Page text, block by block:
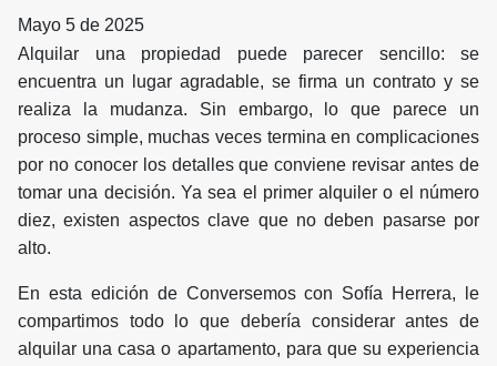
Mayo 5 de 2025
Alquilar una propiedad puede parecer sencillo: se
encuentra un lugar agradable, se firma un contrato y se
realiza la mudanza. Sin embargo, lo que parece un
proceso simple, muchas veces termina en complicaciones
por no conocer los detalles que conviene revisar antes de
tomar una decisión. Ya sea el primer alquiler o el número
diez, existen aspectos clave que no deben pasarse por
alto.
En esta edición de Conversemos con Sofía Herrera, le
compartimos todo lo que debería considerar antes de
alquilar una casa o apartamento, para que su experiencia